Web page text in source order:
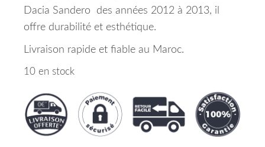
Dacia Sandero des années 2012 à 2013, il
offre durabilité et esthétique.
Livraison rapide et fiable au Maroc.
10 en stock